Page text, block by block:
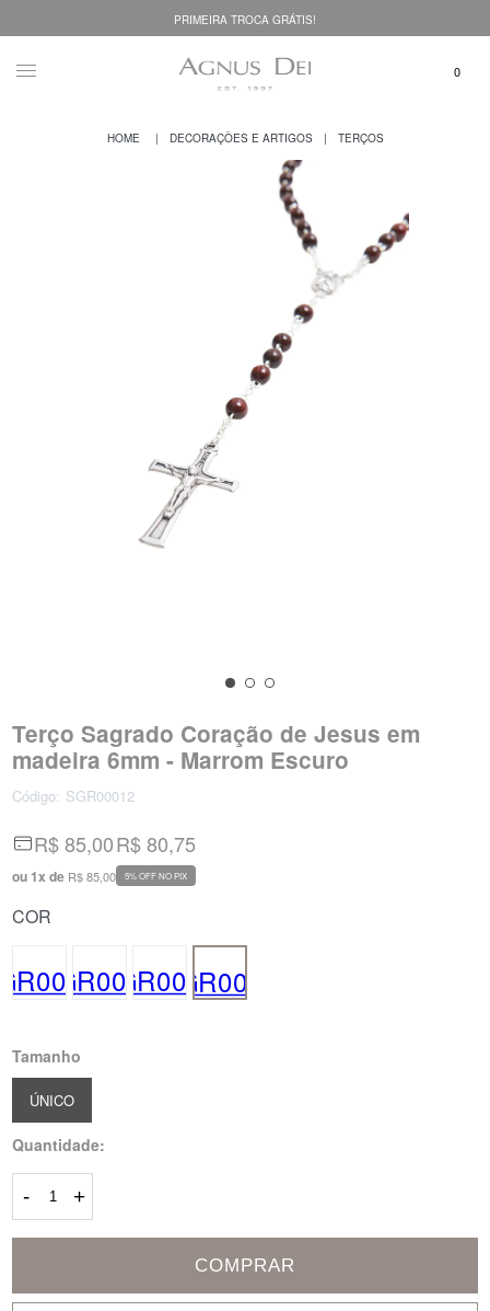
PRIMEIRA TROCA GRÁTIS!
DECORAÇÕES E ARTIGOS TERÇOS
Terço Sagrado Coração de Jesus em
madeira 6mm - Marrom Escuro
Código: SGR00012
R$ 85,00
ou 1x de R$ 85,00
R$ 80,75
5% OFF NO PIX
COR
Tamanho
ÚNICO
Quantidade:
- +
COMPRAR